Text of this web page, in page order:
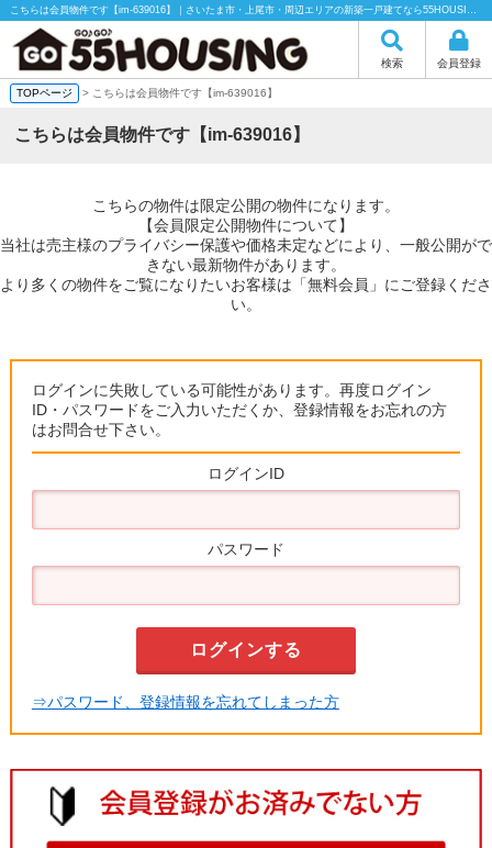
こちらは会員物件です【im-639016】｜さいたま市・上尾市・周辺エリアの新築一戸建てなら55HOUSING（55ハウジング）にお任せください！
検索 会員登録
TOPページ > こちらは会員物件です【im-639016】
こちらは会員物件です【im-639016】
こちらの物件は限定公開の物件になります。
【会員限定公開物件について】
当社は売主様のプライバシー保護や価格未定などにより、一般公開がで
きない最新物件があります。
より多くの物件をご覧になりたいお客様は「無料会員」にご登録くださ
い。
ログインに失敗している可能性があります。再度ログイン
ID・パスワードをご入力いただくか、登録情報をお忘れの方
はお問合せ下さい。
ログインID
パスワード
⇒パスワード、登録情報を忘れてしまった方